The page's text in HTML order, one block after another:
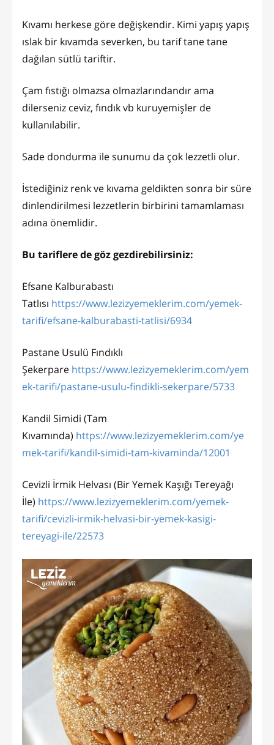
Kıvamı herkese göre değişkendir. Kimi yapış yapış
ıslak bir kıvamda severken, bu tarif tane tane
dağılan sütlü tariftir.
Çam fıstığı olmazsa olmazlarındandır ama
dilerseniz ceviz, fındık vb kuruyemişler de
kullanılabilir.
Sade dondurma ile sunumu da çok lezzetli olur.
İstediğiniz renk ve kıvama geldikten sonra bir süre
dinlendirilmesi lezzetlerin birbirini tamamlaması
adına önemlidir.
Bu tariflere de göz gezdirebilirsiniz:
Efsane Kalburabastı
Tatlısı https://www.lezizyemeklerim.com/yemek-
tarifi/efsane-kalburabasti-tatlisi/6934
Pastane Usulü Fındıklı
Şekerpare https://www.lezizyemeklerim.com/yem
ek-tarifi/pastane-usulu-findikli-sekerpare/5733
Kandil Simidi (Tam
Kıvamında) https://www.lezizyemeklerim.com/ye
mek-tarifi/kandil-simidi-tam-kivaminda/12001
Cevizli İrmik Helvası (Bir Yemek Kaşığı Tereyağı
İle) https://www.lezizyemeklerim.com/yemek-
tarifi/cevizli-irmik-helvasi-bir-yemek-kasigi-
tereyagi-ile/22573